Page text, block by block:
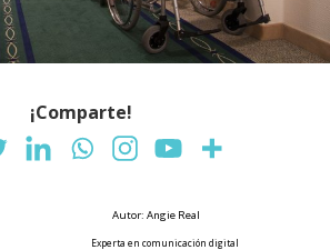
¡Comparte!
Autor: Angie Real
Experta en comunicación digital